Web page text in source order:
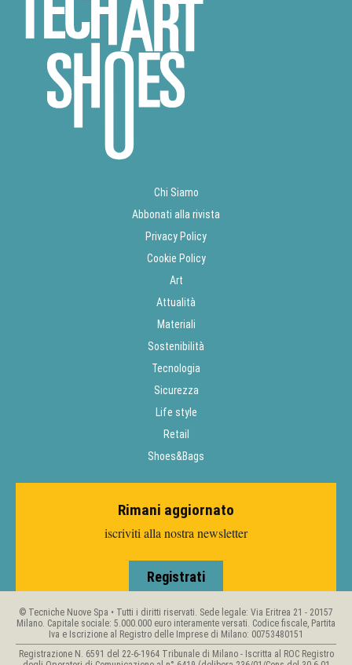
Chi Siamo
Abbonati alla rivista
Privacy Policy
Cookie Policy
Art
Attualità
Materiali
Sostenibilità
Tecnologia
Sicurezza
Life style
Retail
Shoes&Bags
Rimani aggiornato
iscriviti alla nostra newsletter
Registrati
© Tecniche Nuove Spa • Tutti i diritti riservati. Sede legale: Via Eritrea 21 - 20157
Milano. Capitale sociale: 5.000.000 euro interamente versati. Codice fiscale, Partita
Iva e Iscrizione al Registro delle Imprese di Milano: 00753480151
Registrazione N. 6591 del 22-6-1964 Tribunale di Milano - Iscritta al ROC Registro